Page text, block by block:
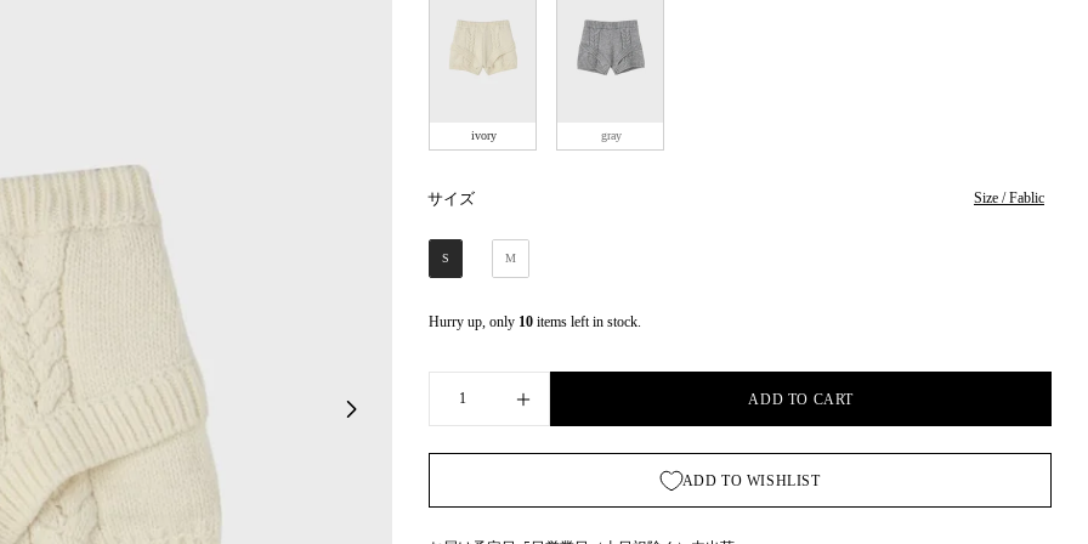
ivory gray
サイズ Size / Fablic
S M
Hurry up, only 10 items left in stock.
ADD TO CART
ADD TO WISHLIST